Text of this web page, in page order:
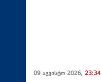
09 აგვისტო 2026, 23:34